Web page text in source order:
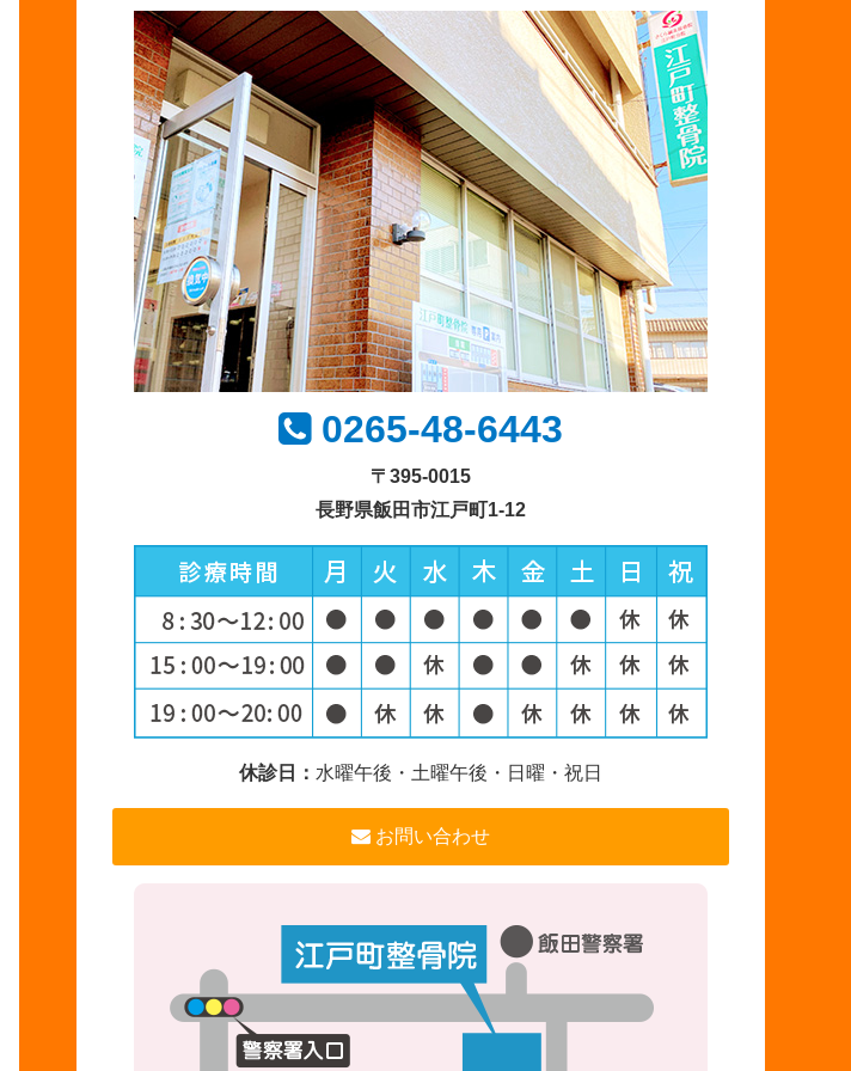
0265-48-6443
〒395-0015
長野県飯田市江戸町1-12
休診日： 水曜午後・土曜午後・日曜・祝日
お問い合わせ